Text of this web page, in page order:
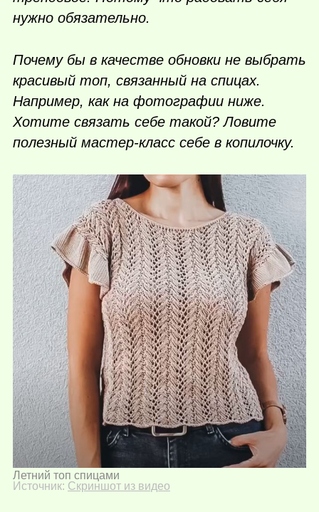
нужно обязательно.
Почему бы в качестве обновки не выбрать
красивый топ, связанный на спицах.
Например, как на фотографии ниже.
Хотите связать себе такой? Ловите
полезный мастер-класс себе в копилочку.
Летний топ спицами
Источник: Скриншот из видео